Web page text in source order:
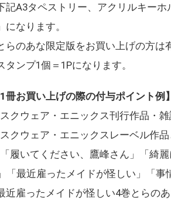
記A3タペストリー、アクリルキー
になります。
らのあな限定版をお買い上げの方は
タンプ1個＝1Pになります。
1冊お買い上げの際の付与ポイント例】
クウェア・エニックス刊行作品・雑
クウェア・エニックスレーベル作品
履いてください、鷹峰さん」「綺
「最近雇ったメイドが怪しい」「事
近雇ったメイドが怪しい4巻とらの